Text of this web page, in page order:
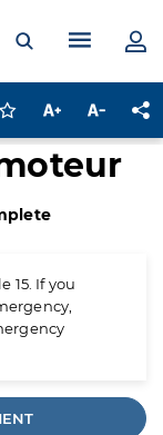
Ouvrir laMenu
Connectez-vous
Augmenter la
15. If you